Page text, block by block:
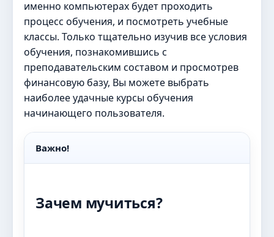
именно компьютерах будет проходить
процесс обучения, и посмотреть учебные
классы. Только тщательно изучив все условия
обучения, познакомившись с
преподавательским составом и просмотрев
финансовую базу, Вы можете выбрать
наиболее удачные курсы обучения
начинающего пользователя.
Важно!
Зачем мучиться?